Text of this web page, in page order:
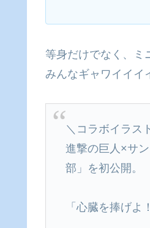
等身だけでなく、ミ
みんなギャワイイイ
＼コラボイラス
進撃の巨人×サ
部」を初公開。
「心臓を捧げよ